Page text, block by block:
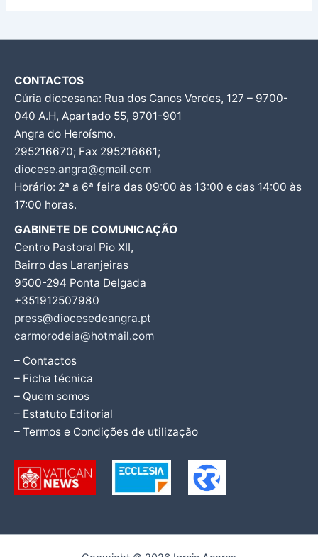
CONTACTOS
Cúria diocesana: Rua dos Canos Verdes, 127 – 9700-
040 A.H, Apartado 55, 9701-901
Angra do Heroísmo.
295216670; Fax 295216661;
diocese.angra@gmail.com
Horário: 2ª a 6ª feira das 09:00 às 13:00 e das 14:00 às
17:00 horas.
GABINETE DE COMUNICAÇÃO
Centro Pastoral Pio XII,
Bairro das Laranjeiras
9500-294 Ponta Delgada
+351912507980
press@diocesedeangra.pt
carmorodeia@hotmail.com
– Contactos
– Ficha técnica
– Quem somos
– Estatuto Editorial
– Termos e Condições de utilização